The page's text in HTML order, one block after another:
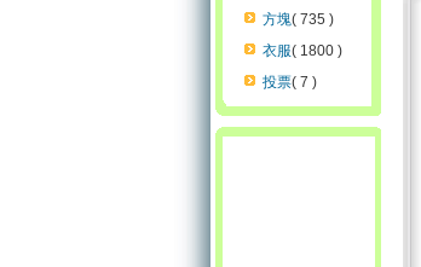
方塊( 735 )
衣服( 1800 )
投票( 7 )